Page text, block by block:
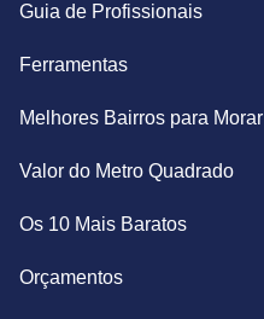
Guia de Profissionais
Ferramentas
Melhores Bairros para Morar
Valor do Metro Quadrado
Os 10 Mais Baratos
Orçamentos